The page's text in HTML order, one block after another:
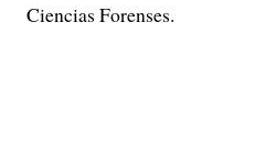
Ciencias Forenses.